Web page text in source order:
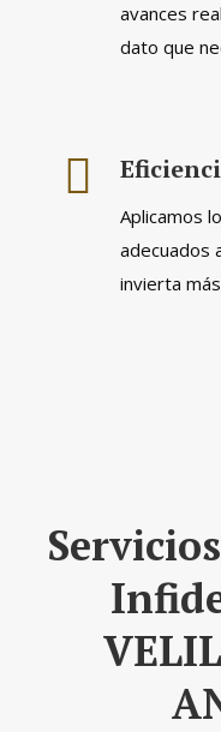
avances
dato que
Aplicamos
adecuados
invierta